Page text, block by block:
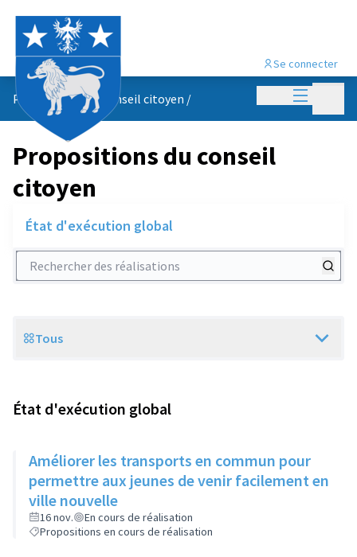
Menu
Se connecter
Propositions du conseil citoyen /
Propositions du conseil
citoyen
État d'exécution global
Rechercher des réalisations
Scope
Tous
État d'exécution global
Améliorer les transports en commun pour
permettre aux jeunes de venir facilement en
ville nouvelle
16 nov.
En cours de réalisation
Propositions en cours de réalisation